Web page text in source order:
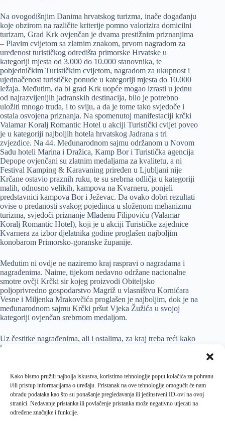
Kako bismo pružili najbolja iskustva, koristimo tehnologije poput kolačića za pohranu
i/ili pristup informacijama o uređaju. Pristanak na ove tehnologije omogućit će nam
obradu podataka kao što su ponašanje pregledavanja ili jedinstveni ID-ovi na ovoj
stranici. Nedavanje pristanka ili povlačenje pristanka može negativno utjecati na
određene značajke i funkcije.
Na ovogodišnjim Danima hrvatskog turizma, inače događanju
koje obzirom na različite kriterije pomno valorizira domicilni
turizam, Grad Krk ovjenčan je dvama prestižnim priznanjima
– Plavim cvijetom sa zlatnim znakom, prvom nagradom za
uređenost turističkog odredišta primorske Hrvatske u
kategoriji mjesta od 3.000 do 10.000 stanovnika, te
pobjedničkim Turističkim cvijetom, nagradom za ukupnost i
ujednačenost turističke ponude u kategoriji mjesta do 10.000
ležaja. Međutim, da bi grad Krk uopće mogao izrasti u jednu
od najrazvijenijih jadranskih destinacija, bilo je potrebno
uložiti mnogo truda, i to sviju, a da je tome tako svjedoče i
ostala osvojena priznanja. Na spomenutoj manifestaciji krčki
Valamar Koralj Romantic Hotel u akciji Turistički cvijet poveo
je u kategoriji najboljih hotela hrvatskog Jadrana s tri
zvjezdice. Na 44. Međunarodnom sajmu održanom u Novom
Sadu hoteli Marina i Dražica, Kamp Bor i Turistička agencija
Depope ovjenčani su zlatnim medaljama za kvalitetu, a ni
Festival Kamping & Karavaning priređen u Ljubljani nije
Krčane ostavio praznih ruku, te su srebrna odličja u kategoriji
malih, odnosno velikih, kampova na Kvarneru, ponjeli
predstavnici kampova Bor i Ježevac. Da ovako dobri rezultati
ovise o predanosti svakog pojedinca u složenom mehanizmu
turizma, svjedoči priznanje Mladenu Filipoviću (Valamar
Koralj Romantic Hotel), koji je u akciji Turističke zajednice
Kvarnera za izbor djelatnika godine proglašen najboljim
konobarom Primorsko-goranske županije.
Međutim ni ovdje ne naziremo kraj raspravi o nagradama i
nagrađenima. Naime, tijekom nedavno održane nacionalne
smotre ovčji Krčki sir kojeg proizvodi Obiteljsko
poljoprivredno gospodarstvo Magriž u vlasništvu Kornićara
Vesne i Miljenka Mrakovčića proglašen je najboljim, dok je na
međunarodnom sajmu Krčki pršut Vjeka Žužića u svojoj
kategoriji ovjenčan srebrnom medaljom.
Uz čestitke nagrađenima, ali i ostalima, za kraj treba reći kako
je zadaća postava MI.11, koji prigodno u nazivu nosi osobnu
predstavljaju najbolju motivaciju za pripremu nadolazećeg
turističkog ciklusa.